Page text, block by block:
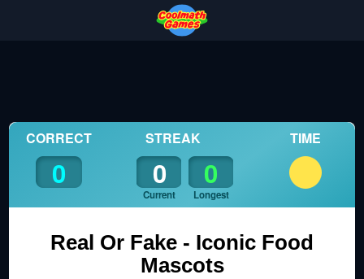
REAL OR FAKE - ICONIC FOOD MASCOTS
CORRECT
0
STREAK
0
Current
0
Longest
TIME
Real Or Fake - Iconic Food
Mascots